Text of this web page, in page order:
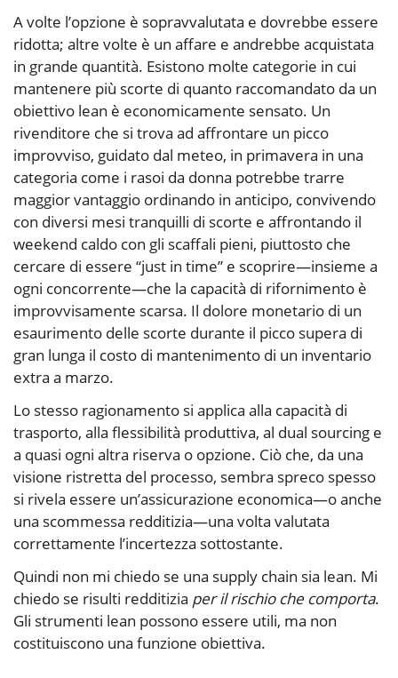
A volte l’opzione è sopravvalutata e dovrebbe essere
ridotta; altre volte è un affare e andrebbe acquistata
in grande quantità. Esistono molte categorie in cui
mantenere più scorte di quanto raccomandato da un
obiettivo lean è economicamente sensato. Un
rivenditore che si trova ad affrontare un picco
improvviso, guidato dal meteo, in primavera in una
categoria come i rasoi da donna potrebbe trarre
maggior vantaggio ordinando in anticipo, convivendo
con diversi mesi tranquilli di scorte e affrontando il
weekend caldo con gli scaffali pieni, piuttosto che
cercare di essere “just in time” e scoprire—insieme a
ogni concorrente—che la capacità di rifornimento è
improvvisamente scarsa. Il dolore monetario di un
esaurimento delle scorte durante il picco supera di
gran lunga il costo di mantenimento di un inventario
extra a marzo.
Lo stesso ragionamento si applica alla capacità di
trasporto, alla flessibilità produttiva, al dual sourcing e
a quasi ogni altra riserva o opzione. Ciò che, da una
visione ristretta del processo, sembra spreco spesso
si rivela essere un’assicurazione economica—o anche
una scommessa redditizia—una volta valutata
correttamente l’incertezza sottostante.
Quindi non mi chiedo se una supply chain sia lean. Mi
chiedo se risulti redditizia per il rischio che comporta.
Gli strumenti lean possono essere utili, ma non
costituiscono una funzione obiettiva.